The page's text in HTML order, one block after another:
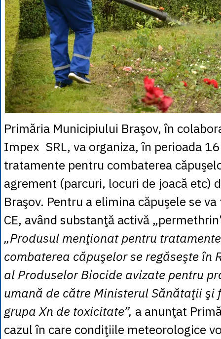
Primăria Municipiului Braşov, în
Impex SRL, va organiza, în perioada
tratamente pentru combaterea
agrement (parcuri, locuri de joacă etc)
Braşov. Pentru a elimina căpuşele se
CE, având substanţă activă
„Produsul menţionat pentru
combaterea căpuşelor se regăseşte în
al Produselor Biocide avizate pentru
umană de către Ministerul Sănătaţii şi
grupa Xn de toxicitate”, a anunţat
cazul în care condiţiile meteorologice